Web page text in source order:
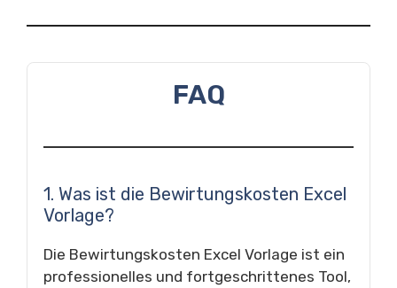
FAQ
1. Was ist die Bewirtungskosten Excel
Vorlage?
Die Bewirtungskosten Excel Vorlage ist ein
professionelles und fortgeschrittenes Tool,